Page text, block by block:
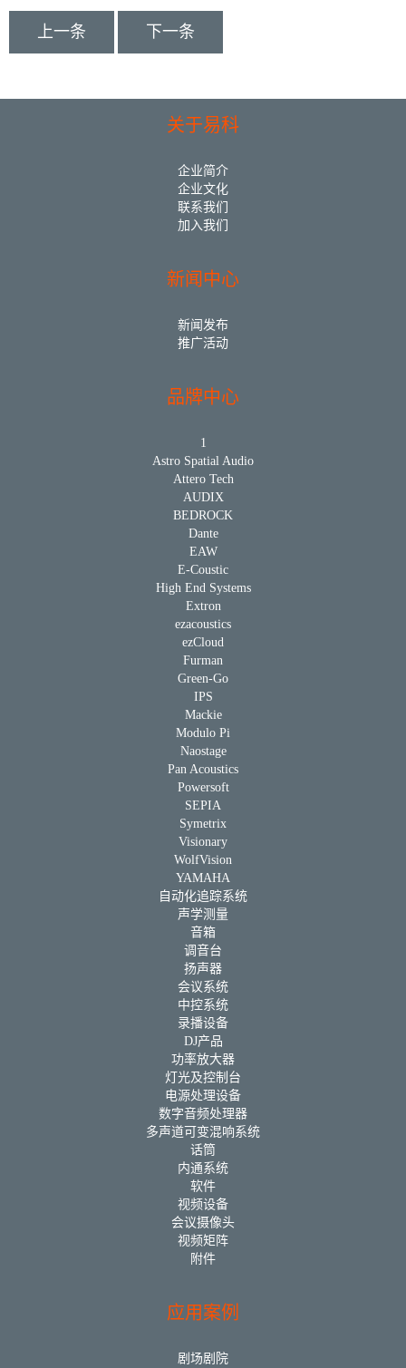
上一条 下一条
关于易科
企业简介
企业文化
联系我们
加入我们
新闻中心
新闻发布
推广活动
品牌中心
1
Astro Spatial Audio
Attero Tech
AUDIX
BEDROCK
Dante
EAW
E-Coustic
High End Systems
Extron
ezacoustics
ezCloud
Furman
Green-Go
IPS
Mackie
Modulo Pi
Naostage
Pan Acoustics
Powersoft
SEPIA
Symetrix
Visionary
WolfVision
YAMAHA
自动化追踪系统
声学测量
音箱
调音台
扬声器
会议系统
中控系统
录播设备
DJ产品
功率放大器
灯光及控制台
电源处理设备
数字音频处理器
多声道可变混响系统
话筒
内通系统
软件
视频设备
会议摄像头
视频矩阵
附件
应用案例
剧场剧院